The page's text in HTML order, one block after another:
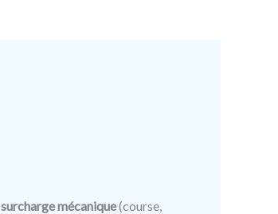
surcharge mécanique(course,